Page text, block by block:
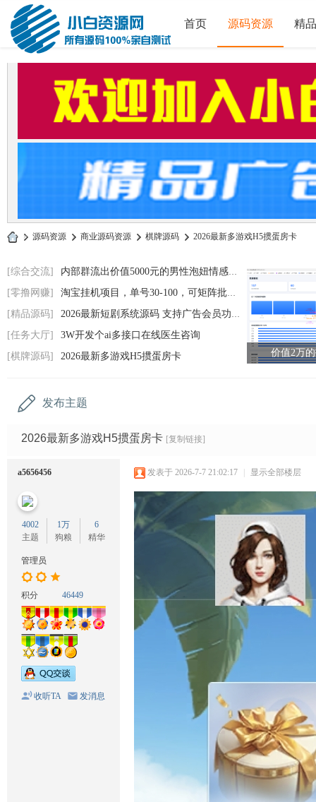
首页 源码资源 精
白
源
码
网
» 源码资源 › 商业源码资源 › 棋牌源码 › 2026最新多游戏H5掼蛋房卡
[综合交流]
内部群流出价值5000元的男性泡妞情感电子书
[零撸网赚]
淘宝挂机项目，单号30-100，可矩阵批量操作
[精品源码]
2026最新短剧系统源码 支持广告会员功能齐
[任务大厅]
3W开发个ai多接口在线医生咨询
[棋牌源码]
2026最新多游戏H5掼蛋房卡 价值2万
发布主题
2026最新多游戏H5掼蛋房卡 [复制链接]
a5656456
4002
主题
1万
狗粮
6
精华
管理员
积分 46449
收听TA 发消息
发表于 2026-7-7 21:02:17 | 显示全部楼层